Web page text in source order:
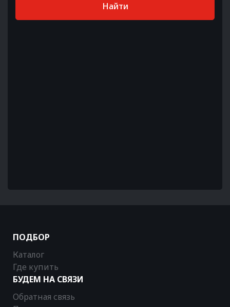
Найти
ПОДБОР
Каталог
Где купить
БУДЕМ НА СВЯЗИ
Обратная связь